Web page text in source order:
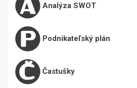
Analýza SWOT
Podnikateľský plán
Častušky